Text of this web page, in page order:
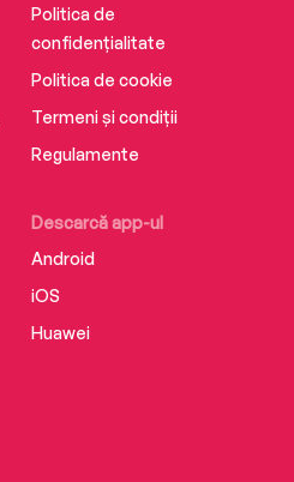
Descarcă app-ul
Android
iOS
Huawei
Politica de
confidențialitate
Politica de cookie
Termeni și condiții
Regulamente